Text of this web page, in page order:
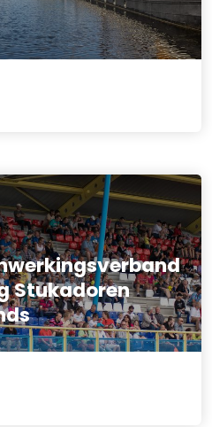
Stukadoren